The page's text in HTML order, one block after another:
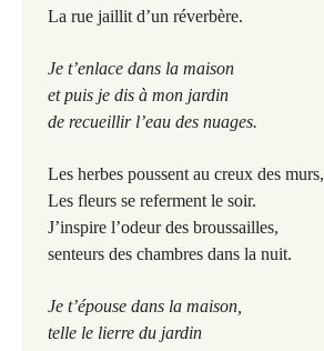
La rue jaillit d’un réverbère.
Je t’enlace dans la maison
et puis je dis à mon jardin
de recueillir l’eau des nuages.
Les herbes poussent au creux des murs,
Les fleurs se referment le soir.
J’inspire l’odeur des broussailles,
senteurs des chambres dans la nuit.
Je t’épouse dans la maison,
telle le lierre du jardin